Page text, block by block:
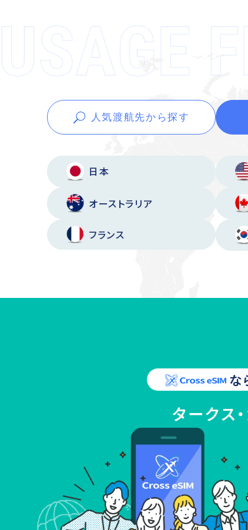
人気渡航先から探す
日本
オーストラリア
フランス
な
タークス